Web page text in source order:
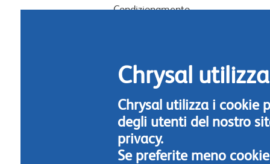
Condizionamento
Igiene
Chrysal
Chrysal utilizza i cookie
degli utenti del nostro
privacy.
Se preferite meno